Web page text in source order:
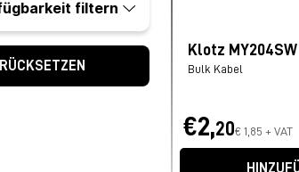
filtern
Klotz MY204SW
Bulk Kabel
€2,20€ 1,85 + VAT